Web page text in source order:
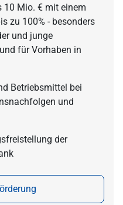
10 Mio. € mit einem
zu 100% - besonders
und junge
für Vorhaben in
Betriebsmittel bei
und
der